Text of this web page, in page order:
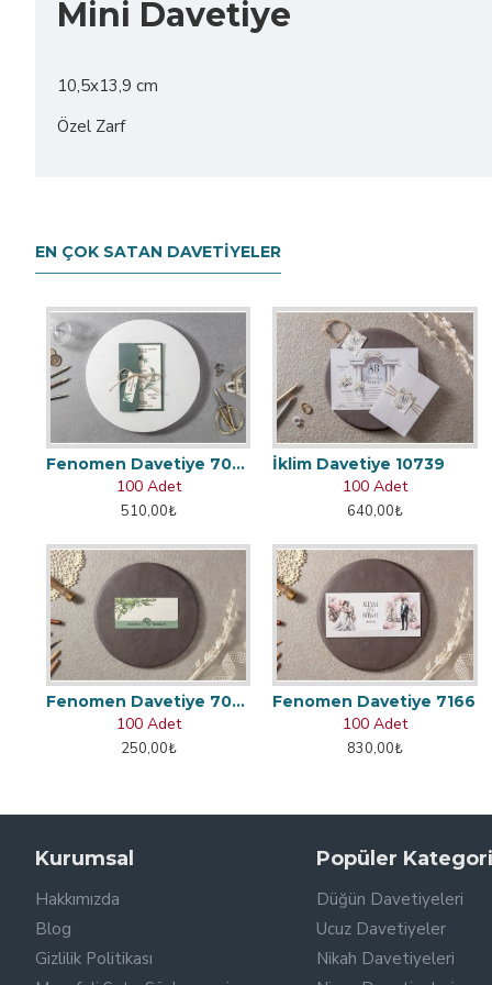
Mini Davetiye
10,5x13,9 cm
Özel Zarf
EN ÇOK SATAN DAVETIYELER
Fenomen Davetiye 7002
100 Adet
510,00₺
İklim Davetiye 10739
100 Adet
640,00₺
Fenomen Davetiye 7048
100 Adet
250,00₺
Fenomen Davetiye 7166
100 Adet
830,00₺
Kurumsal
Hakkımızda
Blog
Gizlilik Politikası
Popüler
Düğün Davetiyeleri
Ucuz Davetiyeler
Nikah Davetiyeleri